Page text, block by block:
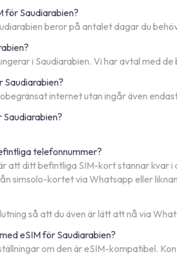
för Saudiarabien?
beror på antalet dagar du
i Saudiarabien. Vi har avtal med
Saudiarabien?
internet utan ingår även
telefonnummer?
att ditt befintliga SIM-kort stannar kvar
simsolo-kortet via Whatsapp eller
så att du även är lätt att nå via
eSIM för Saudiarabien?
om den är eSIM-kompatibel.